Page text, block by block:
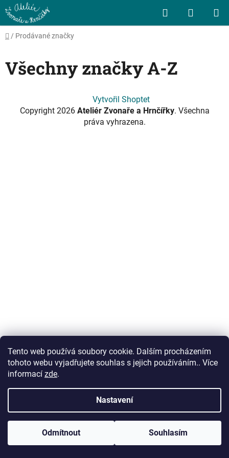
Tento web používá soubory cookie. Dalším procházením
tohoto webu vyjadřujete souhlas s jejich používáním.. Více
informací zde.
Nastavení
Odmítnout Souhlasím
Přejít
na
obsah
Hledat
KOŠÍK
Domů
/ Prodávané značky
Všechny značky A-Z
Vytvořil Shoptet
Copyright 2026 Ateliér Zvonaře a Hrnčířky. Všechna
práva vyhrazena.